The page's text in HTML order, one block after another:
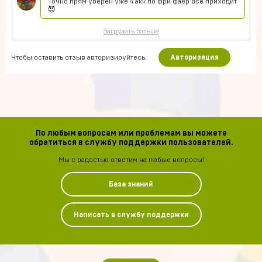
😈
Загрузить больше
Чтобы оставить отзыв авторизируйтесь. Авторизация
По любым вопросам или проблемам вы можете
обратиться в службу поддержки пользователей.
Мы с радостью ответим на любые вопросы!
База знаний
Написать в службу поддержки